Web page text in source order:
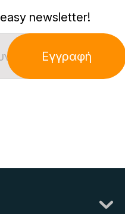
newsletter!
Εγγραφή